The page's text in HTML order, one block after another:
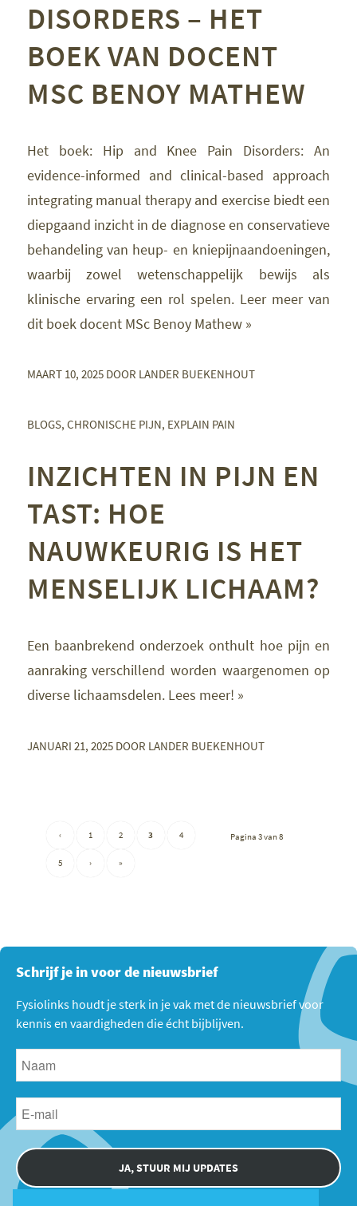
DISORDERS – HET
BOEK VAN DOCENT
MSC BENOY MATHEW
Het boek: Hip and Knee Pain Disorders: An
evidence-informed and clinical-based approach
integrating manual therapy and exercise biedt een
diepgaand inzicht in de diagnose en conservatieve
behandeling van heup- en kniepijnaandoeningen,
waarbij zowel wetenschappelijk bewijs als
klinische ervaring een rol spelen. Leer meer van
dit boek docent MSc Benoy Mathew »
MAART 10, 2025 DOOR LANDER BUEKENHOUT
BLOGS, CHRONISCHE PIJN, EXPLAIN PAIN
INZICHTEN IN PIJN EN
TAST: HOE
NAUWKEURIG IS HET
MENSELIJK LICHAAM?
Een baanbrekend onderzoek onthult hoe pijn en
aanraking verschillend worden waargenomen op
diverse lichaamsdelen. Lees meer! »
JANUARI 21, 2025 DOOR LANDER BUEKENHOUT
Pagina 3 van 8
‹ 1 2 3 4
5 › »
Schrijf je in voor de nieuwsbrief
Fysiolinks houdt je sterk in je vak met de nieuwsbrief voor
kennis en vaardigheden die écht bijblijven.
JA, STUUR MIJ UPDATES